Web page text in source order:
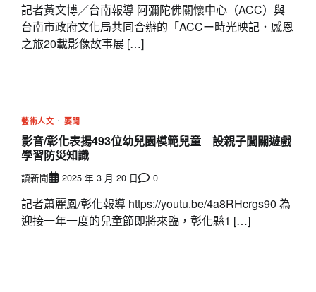
記者黃文博／台南報導 阿彌陀佛關懷中心（ACC）與
台南市政府文化局共同合辦的「ACCー時光映記．感恩
之旅20載影像故事展 […]
藝術人文 要聞
影音/彰化表揚493位幼兒園模範兒童 設親子闖關遊戲
學習防災知識
讀新聞 2025 年 3 月 20 日 0
記者蕭麗鳳/彰化報導 https://youtu.be/4a8RHcrgs90 為
迎接一年一度的兒童節即將來臨，彰化縣1 […]